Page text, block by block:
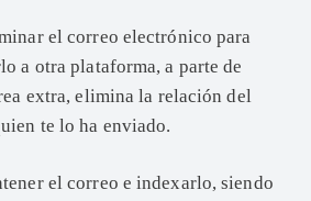
el correo electrónico para
a otra plataforma, a parte de
extra, elimina la relación del
te lo ha enviado.
el correo e indexarlo, siendo